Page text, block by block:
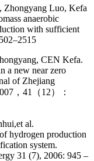
Zhongyang Luo, Kefa
anaerobic
with sufficient
CEN Kefa.
a new near zero
of Zhejiang
，41（12）：
al.
hydrogen production
system.
31 (7), 2006: 945 –